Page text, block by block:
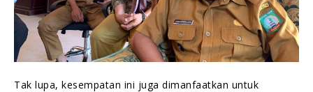
Tak lupa, kesempatan ini juga dimanfaatkan untuk